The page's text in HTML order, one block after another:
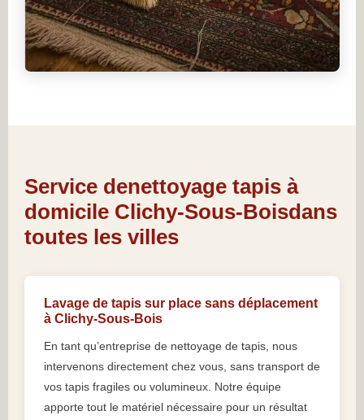
Service denettoyage tapis à
domicile Clichy-Sous-Boisdans
toutes les villes
Lavage de tapis sur place sans déplacement
à Clichy-Sous-Bois
En tant qu’entreprise de nettoyage de tapis, nous
intervenons directement chez vous, sans transport de
vos tapis fragiles ou volumineux. Notre équipe
apporte tout le matériel nécessaire pour un résultat